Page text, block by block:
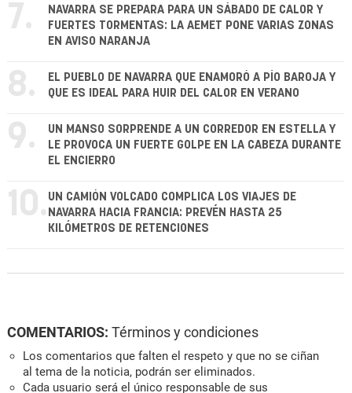
7.
NAVARRA SE PREPARA PARA UN SÁBADO DE CALOR Y
FUERTES TORMENTAS: LA AEMET PONE VARIAS ZONAS
EN AVISO NARANJA
8.
EL PUEBLO DE NAVARRA QUE ENAMORÓ A PÍO BAROJA Y
QUE ES IDEAL PARA HUIR DEL CALOR EN VERANO
9.
UN MANSO SORPRENDE A UN CORREDOR EN ESTELLA Y
LE PROVOCA UN FUERTE GOLPE EN LA CABEZA DURANTE
EL ENCIERRO
10. UN CAMIÓN VOLCADO COMPLICA LOS VIAJES DE
NAVARRA HACIA FRANCIA: PREVÉN HASTA 25
KILÓMETROS DE RETENCIONES
COMENTARIOS: Términos y condiciones
Los comentarios que falten el respeto y que no se ciñan
al tema de la noticia, podrán ser eliminados.
Cada usuario será el único responsable de sus